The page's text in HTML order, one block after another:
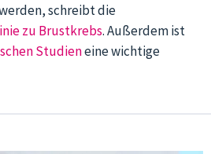
schreibt die
zu Brustkrebs. Außerdem ist
Studieneine wichtige